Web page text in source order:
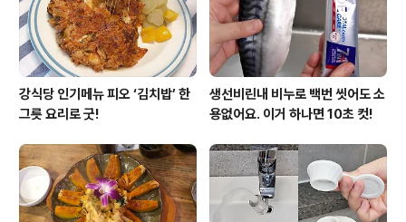
강식당 인기메뉴 피오 ‘김치밥’ 한
그릇 요리로 굿!
생선비린내 비누로 백번 씻어도 소
용없어요. 이거 하나면 10초 컷!